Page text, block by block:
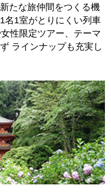
たな旅仲間をつくる機
名1室がとりにくい列車
性限定ツアー、テーマ
ラインナップも充実し